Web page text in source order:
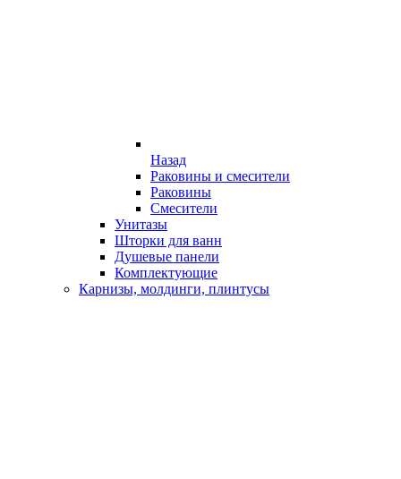
Назад
Раковины и смесители
Раковины
Смесители
Унитазы
Шторки для ванн
Душевые панели
Комплектующие
Карнизы, молдинги, плинтусы